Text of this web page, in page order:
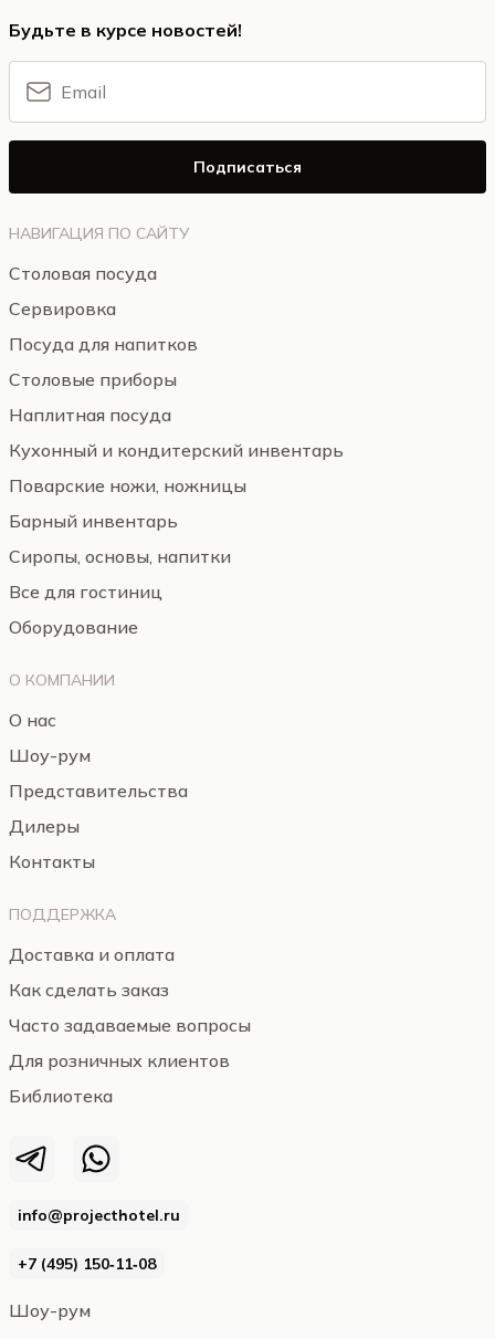
info@projecthotel.ru
+7 (495) 150‑11‑08
Шоу-рум
НАВИГАЦИЯ ПО САЙТУ
Столовая посуда
Сервировка
Посуда для напитков
Столовые приборы
Наплитная посуда
Кухонный и кондитерский инвентарь
Поварские ножи, ножницы
Барный инвентарь
Сиропы, основы, напитки
Все для гостиниц
Оборудование
О КОМПАНИИ
О нас
Шоу-рум
Представительства
Дилеры
Контакты
ПОДДЕРЖКА
Доставка и оплата
Как сделать заказ
Часто задаваемые вопросы
Для розничных клиентов
Библиотека
Будьте в курсе новостей!
Подписаться